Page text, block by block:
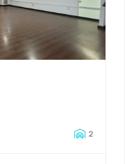
2